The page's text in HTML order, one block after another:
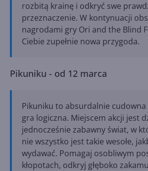
rozbitą krainę i odkryć swe
przeznaczenie. W kontynuacji
nagrodami gry Ori and the Blind
Ciebie zupełnie nowa przygoda.
Pikuniku - od 12 marca
Pikuniku to absurdalnie
gra logiczna. Miejscem akcji jest
jednocześnie zabawny świat, w
nie wszystko jest takie wesołe,
wydawać. Pomagaj osobliwym
kłopotach, odkryj głęboko